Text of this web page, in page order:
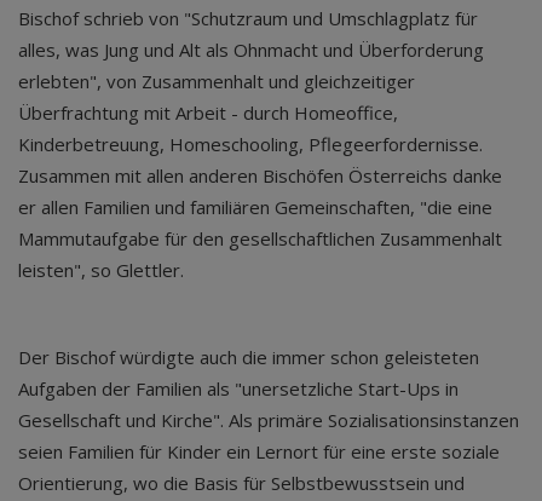
Bischof schrieb von "Schutzraum und Umschlagplatz für
alles, was Jung und Alt als Ohnmacht und Überforderung
erlebten", von Zusammenhalt und gleichzeitiger
Überfrachtung mit Arbeit - durch Homeoffice,
Kinderbetreuung, Homeschooling, Pflegeerfordernisse.
Zusammen mit allen anderen Bischöfen Österreichs danke
er allen Familien und familiären Gemeinschaften, "die eine
Mammutaufgabe für den gesellschaftlichen Zusammenhalt
leisten", so Glettler.
Der Bischof würdigte auch die immer schon geleisteten
Aufgaben der Familien als "unersetzliche Start-Ups in
Gesellschaft und Kirche". Als primäre Sozialisationsinstanzen
seien Familien für Kinder ein Lernort für eine erste soziale
Orientierung, wo die Basis für Selbstbewusstsein und